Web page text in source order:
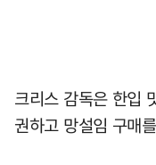
크리스 감독은 한입
권하고 망설임 구매